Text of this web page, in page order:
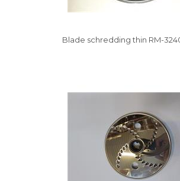
Blade schredding thin RM-